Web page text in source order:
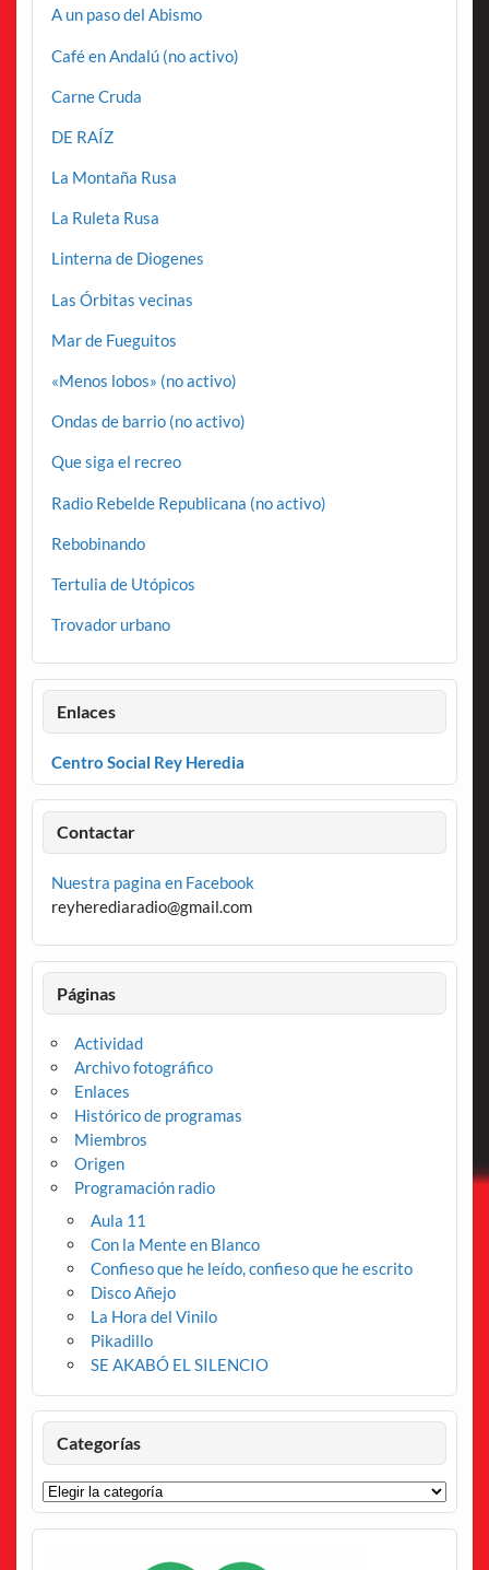
A un paso del Abismo
Café en Andalú (no activo)
Carne Cruda
DE RAÍZ
La Montaña Rusa
La Ruleta Rusa
Linterna de Diogenes
Las Órbitas vecinas
Mar de Fueguitos
«Menos lobos» (no activo)
Ondas de barrio (no activo)
Que siga el recreo
Radio Rebelde Republicana (no activo)
Rebobinando
Tertulia de Utópicos
Trovador urbano
Enlaces
Centro Social Rey Heredia
Contactar
Nuestra pagina en Facebook
reyherediaradio@gmail.com
Páginas
Actividad
Archivo fotográfico
Enlaces
Histórico de programas
Miembros
Origen
Programación radio
Aula 11
Con la Mente en Blanco
Confieso que he leído, confieso que he escrito
Disco Añejo
La Hora del Vinilo
Pikadillo
SE AKABÓ EL SILENCIO
Categorías
Categorías